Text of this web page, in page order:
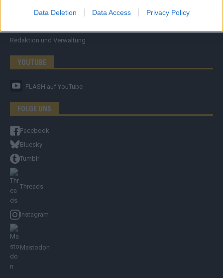
Data Deletion Data Access Privacy Policy
Ehtikrichtlinie & Faktencheck
Redaktion und Verwaltung
YOUTUBE
FLASH auf YouTube
FOLGE UNS
Facebook
Bluesky
Tumblr
Threads
Instagram
Mastodon